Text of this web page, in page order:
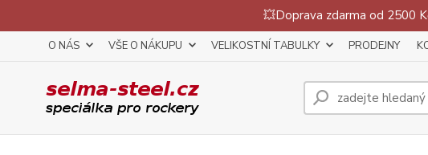
💥Doprava zdarma od 2500
O NÁS VŠE O NÁKUPU VELIKOSTNÍ TABULKY PRODEJNY